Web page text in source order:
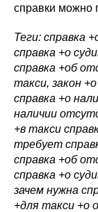
справки можно
Теги: справка
справка +о
справка +об
такси, закон
справка +о
наличии
+в такси
требует
справка +об
справка +о
зачем нужна
+для такси +о